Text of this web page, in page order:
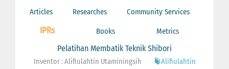
Articles Researches Community Services
IPRs Books Metrics
Pelatihan Membatik Teknik Shibori
Inventor : Alifiulahtin Utaminingsih
Alifiulahtin